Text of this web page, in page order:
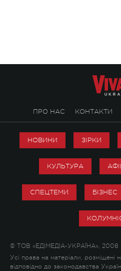
ПРО НАС КОНТАКТИ
НОВИНИ ЗІРКИ
КУЛЬТУРА
СПЕЦТЕМИ БІЗНЕС
© ТОВ «ЕДІМЕДІА-УКРАЇНА», 2008
Усі права на матеріали, розміщені
відповідно до законодавства